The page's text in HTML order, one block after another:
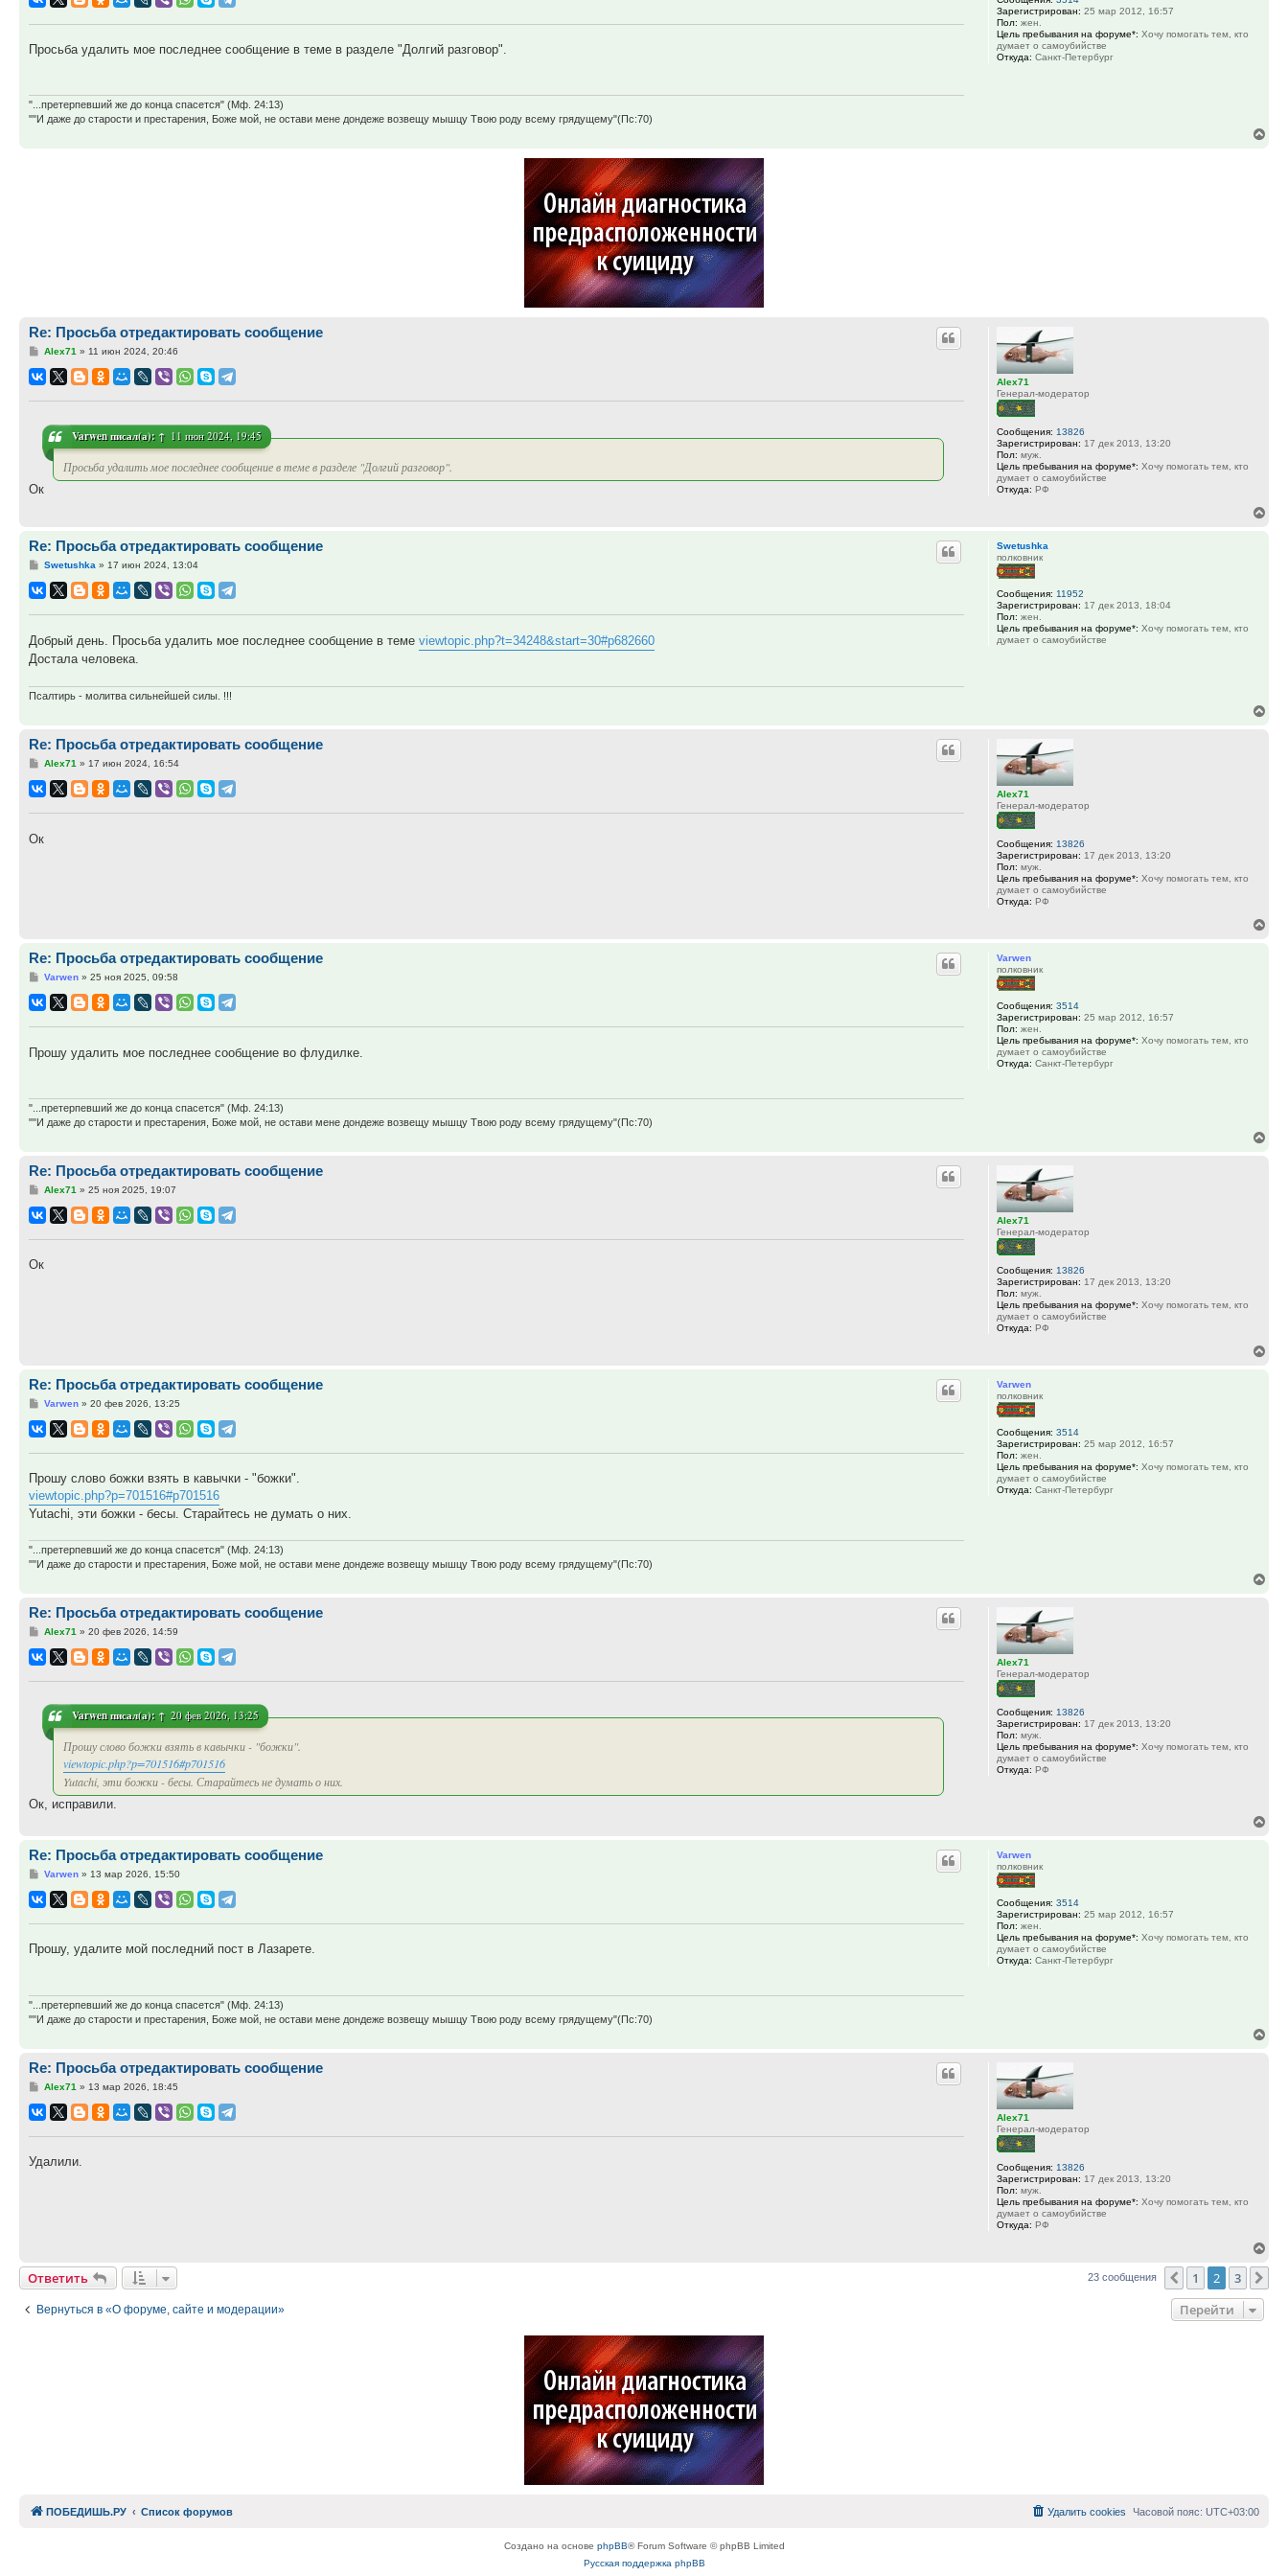
Зарегистрирован: 25 мар 2012, 16:57
Пол: жен.
Цель пребывания на форуме*: Хочу помогать тем, кто
думает о самоубийстве
Откуда: Санкт-Петербург
Просьба удалить мое последнее сообщение в теме в разделе "Долгий разговор".
"...претерпевший же до конца спасется" (Мф. 24:13)
""И даже до старости и престарения, Боже мой, не остави мене дондеже возвещу мышцу Твою роду всему грядущему"(Пс:70)
Alex71
Генерал-модератор
Сообщения: 13826
Зарегистрирован: 17 дек 2013, 13:20
Пол: муж.
Цель пребывания на форуме*: Хочу помогать тем, кто
думает о самоубийстве
Откуда: РФ
Re: Просьба отредактировать сообщение
Сообщение
Alex71 » 11 июн 2024, 20:46
Varwenписал(а): ↑ 11 июн 2024, 19:45
Просьба удалить мое последнее сообщение в теме в разделе "Долгий разговор".
Ок
Swetushka
полковник
Сообщения: 11952
Зарегистрирован: 17 дек 2013, 18:04
Пол: жен.
Цель пребывания на форуме*: Хочу помогать тем, кто
думает о самоубийстве
Re: Просьба отредактировать сообщение
Сообщение
Swetushka » 17 июн 2024, 13:04
Добрый день. Просьба удалить мое последнее сообщение в теме viewtopic.php?t=34248&start=30#p682660
Достала человека.
Псалтирь - молитва сильнейшей силы. !!!
Alex71
Генерал-модератор
Сообщения: 13826
Зарегистрирован: 17 дек 2013, 13:20
Пол: муж.
Цель пребывания на форуме*: Хочу помогать тем, кто
думает о самоубийстве
Откуда: РФ
Re: Просьба отредактировать сообщение
Сообщение
Alex71 » 17 июн 2024, 16:54
Ок
Varwen
полковник
Сообщения: 3514
Зарегистрирован: 25 мар 2012, 16:57
Пол: жен.
Цель пребывания на форуме*: Хочу помогать тем, кто
думает о самоубийстве
Откуда: Санкт-Петербург
Re: Просьба отредактировать сообщение
Сообщение
Varwen» 25 ноя 2025, 09:58
Прошу удалить мое последнее сообщение во флудилке.
"...претерпевший же до конца спасется" (Мф. 24:13)
""И даже до старости и престарения, Боже мой, не остави мене дондеже возвещу мышцу Твою роду всему грядущему"(Пс:70)
Alex71
Генерал-модератор
Сообщения: 13826
Зарегистрирован: 17 дек 2013, 13:20
Пол: муж.
Цель пребывания на форуме*: Хочу помогать тем, кто
думает о самоубийстве
Откуда: РФ
Re: Просьба отредактировать сообщение
Сообщение
Alex71 » 25 ноя 2025, 19:07
Ок
Varwen
полковник
Сообщения: 3514
Зарегистрирован: 25 мар 2012, 16:57
Пол: жен.
Цель пребывания на форуме*: Хочу помогать тем, кто
думает о самоубийстве
Откуда: Санкт-Петербург
Re: Просьба отредактировать сообщение
Сообщение
Varwen» 20 фев 2026, 13:25
Прошу слово божки взять в кавычки - "божки".
viewtopic.php?p=701516#p701516
Yutachi, эти божки - бесы. Старайтесь не думать о них.
"...претерпевший же до конца спасется" (Мф. 24:13)
""И даже до старости и престарения, Боже мой, не остави мене дондеже возвещу мышцу Твою роду всему грядущему"(Пс:70)
Alex71
Генерал-модератор
Сообщения: 13826
Зарегистрирован: 17 дек 2013, 13:20
Пол: муж.
Цель пребывания на форуме*: Хочу помогать тем, кто
думает о самоубийстве
Откуда: РФ
Re: Просьба отредактировать сообщение
Сообщение
Alex71 » 20 фев 2026, 14:59
Varwenписал(а): ↑ 20 фев 2026, 13:25
Прошу слово божки взять в кавычки - "божки".
viewtopic.php?p=701516#p701516
Yutachi, эти божки - бесы. Старайтесь не думать о них.
Ок, исправили.
Varwen
полковник
Сообщения: 3514
Зарегистрирован: 25 мар 2012, 16:57
Пол: жен.
Цель пребывания на форуме*: Хочу помогать тем, кто
думает о самоубийстве
Откуда: Санкт-Петербург
Re: Просьба отредактировать сообщение
Сообщение
Varwen» 13 мар 2026, 15:50
Прошу, удалите мой последний пост в Лазарете.
"...претерпевший же до конца спасется" (Мф. 24:13)
""И даже до старости и престарения, Боже мой, не остави мене дондеже возвещу мышцу Твою роду всему грядущему"(Пс:70)
Alex71
Генерал-модератор
Сообщения: 13826
Зарегистрирован: 17 дек 2013, 13:20
Пол: муж.
Цель пребывания на форуме*: Хочу помогать тем, кто
думает о самоубийстве
Откуда: РФ
Re: Просьба отредактировать сообщение
Сообщение
Alex71 » 13 мар 2026, 18:45
Удалили.
к
Ответить 23 сообщения Пред.
1 2 3
Вернуться в «О форуме, сайте и модерации» Перейти
ПОБЕДИШЬ.РУ Список форумов Часовой пояс: UTC+03:00
Удалить cookies
Создано на основе phpBB® Forum Software © phpBB Limited
Русская поддержка phpBB